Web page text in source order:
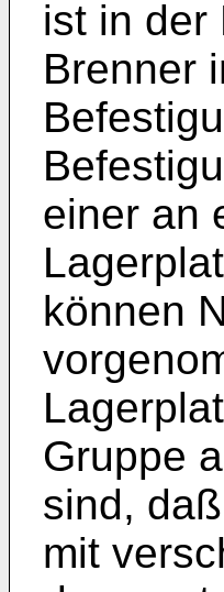
ist in der
Brenner
einer an
können
Gruppe
sind,
mit